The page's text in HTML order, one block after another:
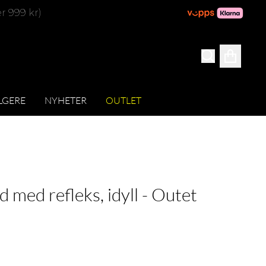
999 kr)
NYHETER OUTLET
med refleks, idyll - Outet